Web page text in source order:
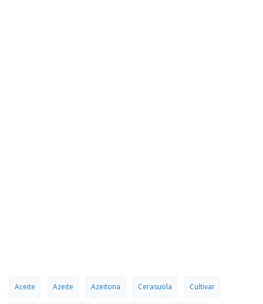
Aceite Azeite Azeitona Cerasuola Cultivar